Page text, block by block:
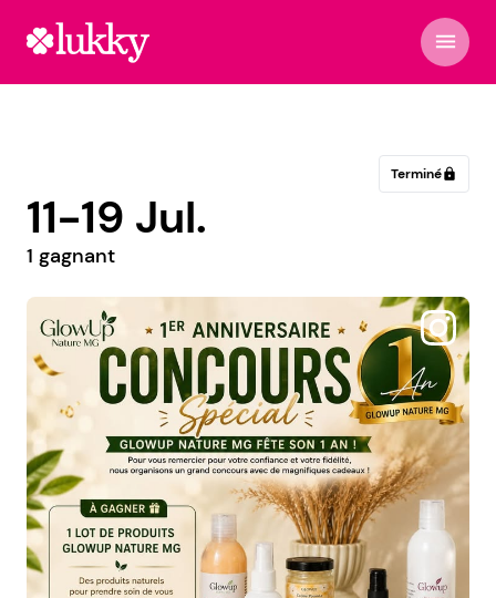
menu
Terminélock
11-19 Jul.
1 gagnant
@maison_oline